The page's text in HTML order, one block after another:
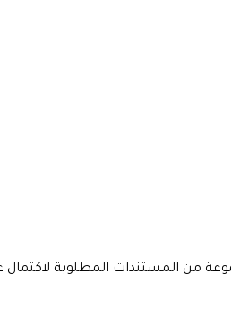
من المستندات المطلوبة لاكتمال